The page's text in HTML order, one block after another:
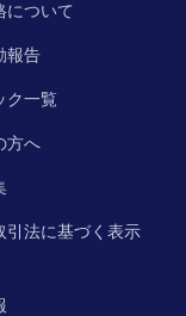
について
報告
ク一覧
方へ
引法に基づく表示